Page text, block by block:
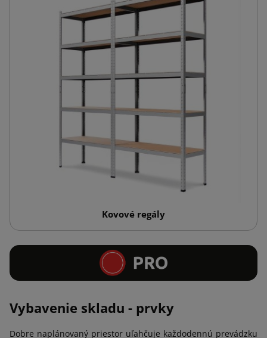
Kovové regály
Vybavenie skladu - prvky
Dobre naplánovaný priestor uľahčuje každodennú prevádzku